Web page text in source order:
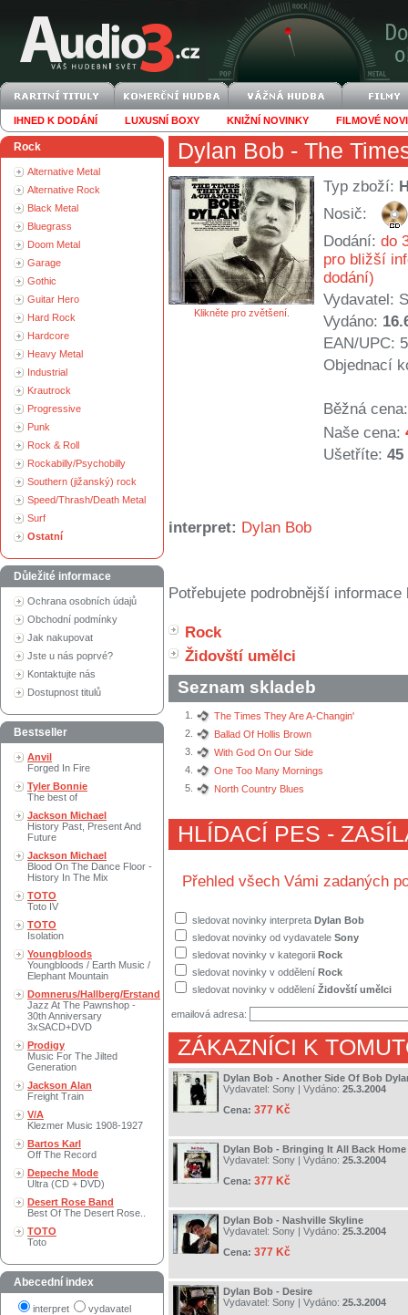
IHNED K DODÁNÍ LUXUSNÍ BOXY KNIŽNÍ NOVINKY FILMOVÉ
Rock
Alternative Metal
Alternative Rock
Black Metal
Bluegrass
Doom Metal
Garage
Gothic
Guitar Hero
Hard Rock
Hardcore
Heavy Metal
Industrial
Krautrock
Progressive
Punk
Rock & Roll
Rockabilly/Psychobilly
Southern (jižanský) rock
Speed/Thrash/Death Metal
Surf
Ostatní
Důležité informace
Ochrana osobních údajů
Obchodní podmínky
Jak nakupovat
Jste u nás poprvé?
Kontaktujte nás
Dostupnost titulů
Bestseller
Anvil
Forged In Fire
Tyler Bonnie
The best of
Jackson Michael
History Past, Present And
Future
Jackson Michael
Blood On The Dance Floor -
History In The Mix
TOTO
Toto IV
TOTO
Isolation
Youngbloods
Youngbloods / Earth Music /
Elephant Mountain
Domnerus/Hallberg/Erstand
Jazz At The Pawnshop -
30th Anniversary
3xSACD+DVD
Prodigy
Music For The Jilted
Generation
Jackson Alan
Freight Train
V/A
Klezmer Music 1908-1927
Bartos Karl
Off The Record
Depeche Mode
Ultra (CD + DVD)
Desert Rose Band
Best Of The Desert Rose..
TOTO
Toto
Abecední index
interpret vydavatel
Dylan Bob - The
Klikněte pro zvětšení.
Typ zboží:
Nosič:
Dodání: do
pro bližší
dodání)
Vydavatel:
Vydáno:
EAN/UPC:
Objednací
Běžná cena:
Naše cena:
Ušetříte: 45
interpret: Dylan Bob
Potřebujete podrobnější
Rock
Židovští umělci
Seznam skladeb
1.
The Times They Are A-Changin'
2.
Ballad Of Hollis Brown
3.
With God On Our Side
4.
One Too Many Mornings
5.
North Country Blues
HLÍDACÍ PES -
Přehled všech Vámi zadaných
sledovat novinky interpreta Dylan Bob
sledovat novinky od vydavatele Sony
sledovat novinky v kategorii Rock
sledovat novinky v oddělení Rock
sledovat novinky v oddělení Židovští umělci
emailová adresa:
ZÁKAZNÍCI K
Dylan Bob - Another Side Of Bob
Vydavatel: Sony | Vydáno: 25.3.2004
Cena: 377 Kč
Dylan Bob - Bringing It All Back Home
Vydavatel: Sony | Vydáno: 25.3.2004
Cena: 377 Kč
Dylan Bob - Nashville Skyline
Vydavatel: Sony | Vydáno: 25.3.2004
Cena: 377 Kč
Dylan Bob - Desire
Vydavatel: Sony | Vydáno: 25.3.2004